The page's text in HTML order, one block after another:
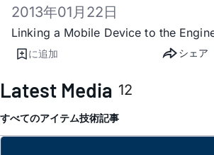
2013年01月22日
Linking a Mobile Device to the
に追加 シェア
Latest Media 12
すべてのアイテム技術記事